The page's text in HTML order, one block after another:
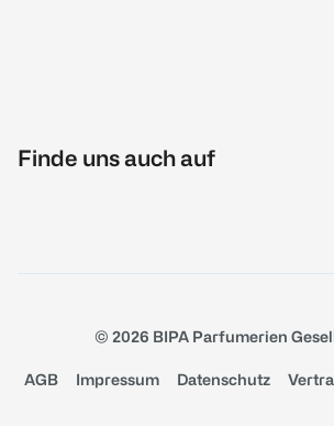
Finde uns auch auf
© 2026 BIPA Parfumerien
AGB Impressum Datenschutz